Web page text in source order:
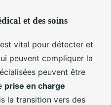
et des soins
vital pour détecter et
peuvent compliquer la
peuvent être
prise en charge
la transition vers des